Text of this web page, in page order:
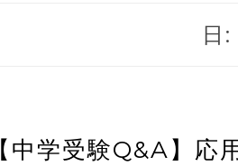
日:
【中学受験Q&A】応